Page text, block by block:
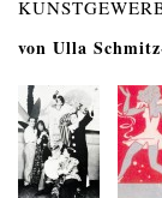
von Ulla